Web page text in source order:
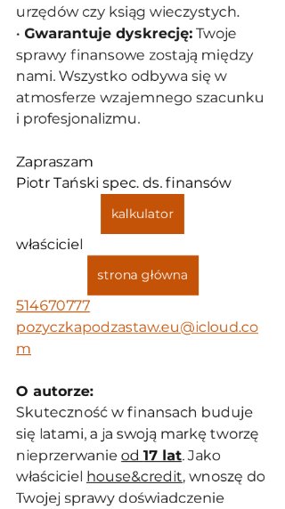
urzędów czy ksiąg wieczystych.
• Gwarantuje dyskrecję: Twoje
sprawy finansowe zostają między
nami. Wszystko odbywa się w
atmosferze wzajemnego szacunku
i profesjonalizmu.
Zapraszam
Piotr Tański spec. ds. finansów
kalkulator
właściciel
strona główna
514670777
pozyczkapodzastaw.eu@icloud.co
m
O autorze:
Skuteczność w finansach buduje
się latami, a ja swoją markę tworzę
nieprzerwanie od 17 lat. Jako
właściciel house&credit, wnoszę do
Twojej sprawy doświadczenie